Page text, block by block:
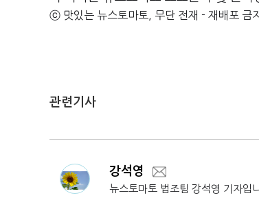
ⓒ 맛있는 뉴스토마토, 무단 전재 - 재배포 금지
관련기사
강석영
뉴스토마토 법조팀 강석영 기자입